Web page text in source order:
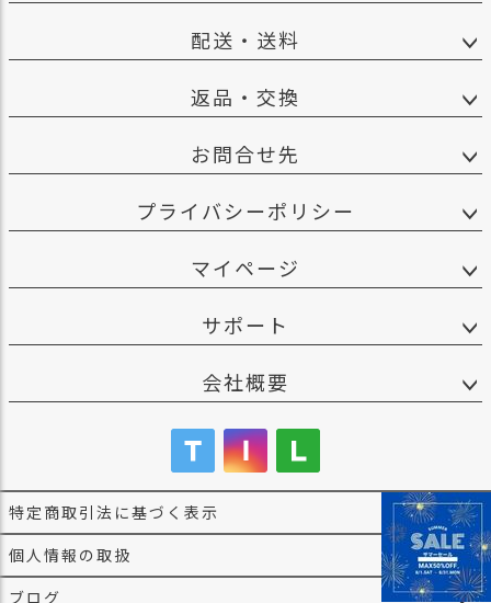
配送・送料
返品・交換
お問合せ先
プライバシーポリシー
マイページ
サポート
会社概要
特定商取引法に基づく表示
個人情報の取扱
ブログ